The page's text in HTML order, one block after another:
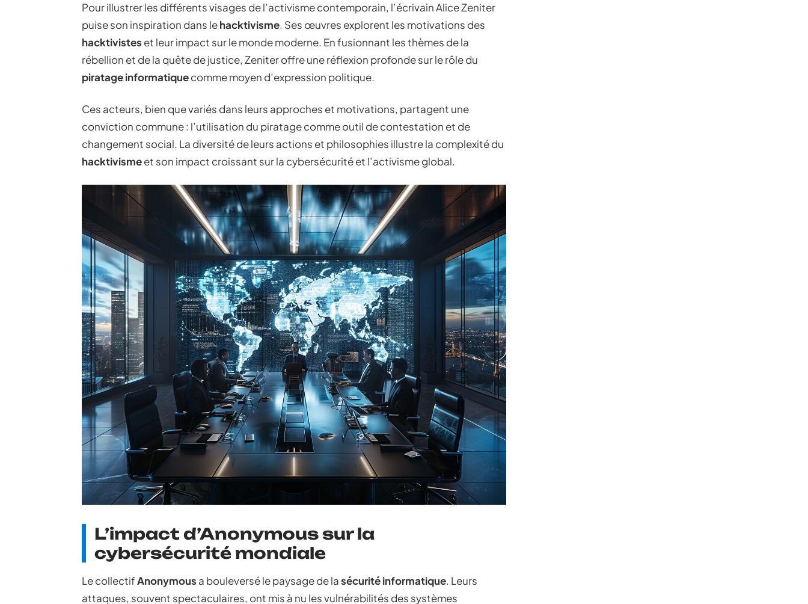
Pour illustrer les différents visages de l’activisme contemporain, l’écrivain Alice Zeniter
puise son inspiration dans lehacktivisme. Ses œuvres explorent les motivations des
hacktivistes et leur impact sur le monde moderne. En fusionnant les thèmes de la
rébellion et de la quête de justice, Zeniter offre une réflexion profonde sur le rôle du
piratage informatiquecomme moyen d’expression politique.
Ces acteurs, bien que variés dans leurs approches et motivations, partagent une
conviction commune : l’utilisation du piratage comme outil de contestation et de
changement social. La diversité de leurs actions et philosophies illustre la complexité du
hacktivismeet son impact croissant sur la cybersécurité et l’activisme global.
L’impact d’Anonymous sur la
cybersécurité mondiale
Le collectifAnonymous a bouleversé le paysage de lasécurité informatique. Leurs
attaques, souvent spectaculaires, ont mis à nu les vulnérabilités des systèmes